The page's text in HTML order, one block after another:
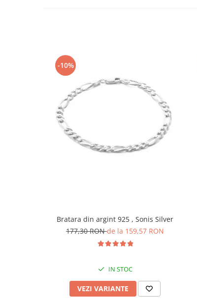
-10%
Bratara din argint 925 , Sonis Silver
177,30 RONde la 159,57 RON
IN STOC
VEZI VARIANTE